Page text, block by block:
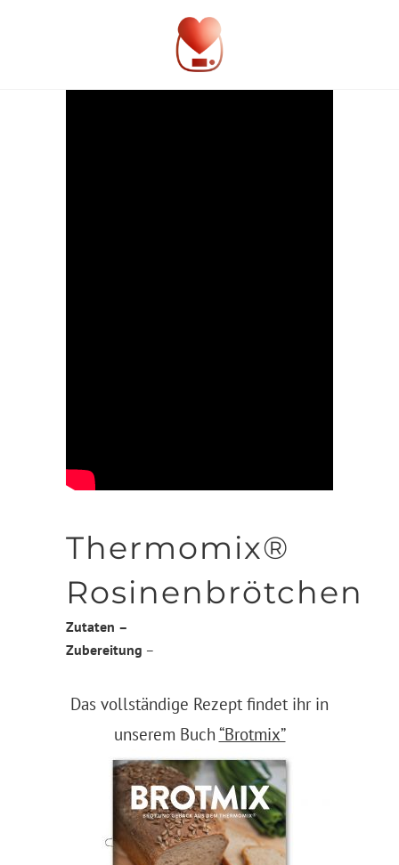
Thermomix®
Rosinenbrötchen
Zutaten –
Zubereitung –
Das vollständige Rezept findet ihr in
unserem Buch “Brotmix”